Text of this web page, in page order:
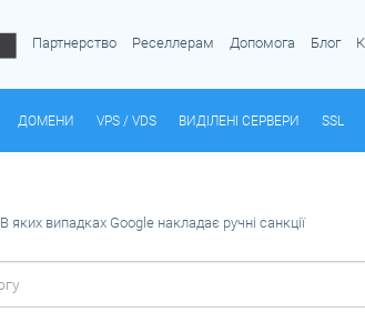
Партнерство Реселлерам Допомога Блог
ДОМЕНИ VPS / VDS ВИДІЛЕНІ СЕРВЕРИ SSL
В яких випадках Google накладає ручні санкції